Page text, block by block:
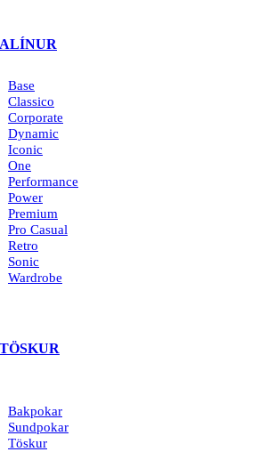
Base
Classico
Corporate
Dynamic
Iconic
One
Performance
Power
Premium
Pro Casual
Retro
Sonic
Wardrobe
TÖSKUR
Bakpokar
Sundpokar
Töskur